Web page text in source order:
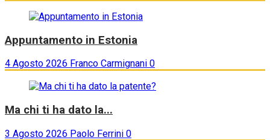
Appuntamento in Estonia
4 Agosto 2026 Franco Carmignani 0
Ma chi ti ha dato la...
3 Agosto 2026 Paolo Ferrini 0